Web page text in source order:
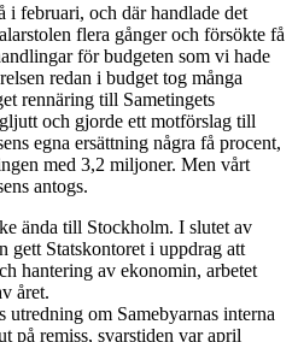
i februari, och där handlade det
flera gånger och försökte få
för budgeten som vi hade
redan i budget tog många
rennäring till Sametingets
och gjorde ett motförslag till
egna ersättning några få procent,
med 3,2 miljoner. Men vårt
antogs.
ända till Stockholm. I slutet av
gett Statskontoret i uppdrag att
hantering av ekonomin, arbetet
året.
utredning om Samebyarnas interna
på remiss, svarstiden var april